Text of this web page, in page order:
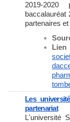
2019-
baccalauréat
partenaires
Les
partenariat
L'université